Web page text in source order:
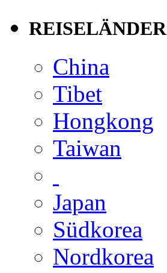
REISELÄNDER
China
Tibet
Hongkong
Taiwan
Japan
Südkorea
Nordkorea